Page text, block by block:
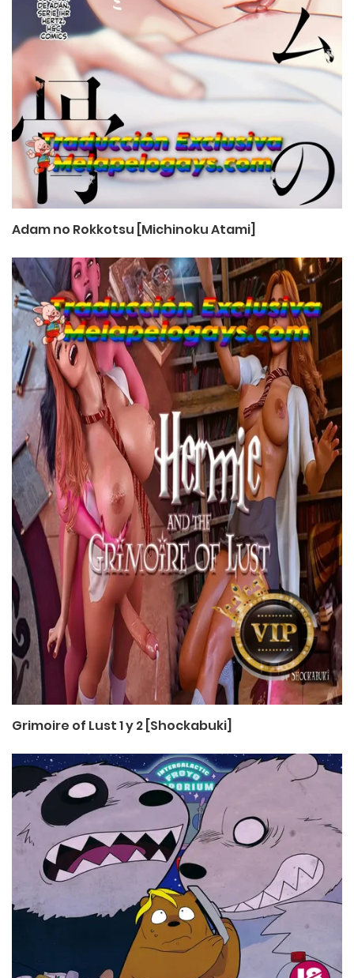
Adam no Rokkotsu [Michinoku Atami]
Grimoire of Lust 1 y 2 [Shockabuki]